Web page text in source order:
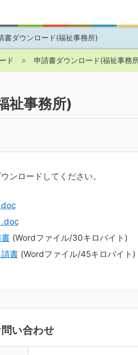
書ダウンロード(福祉事務所)
ド 申請書ダウンロード(福祉事務
祉事務所)
ンロードしてください。
.doc
(Wordファイル/30キロバイト)
書(Wordファイル/45キロバイト)
い合わせ